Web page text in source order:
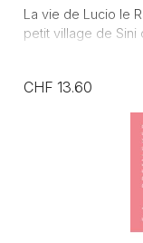
La vie de Lucio le
petit village de Sini
CHF 13.60